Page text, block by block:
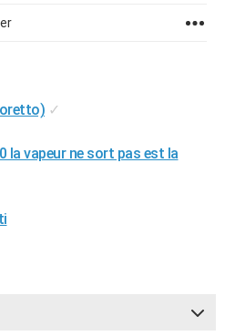
✓
la vapeur ne sort pas est la